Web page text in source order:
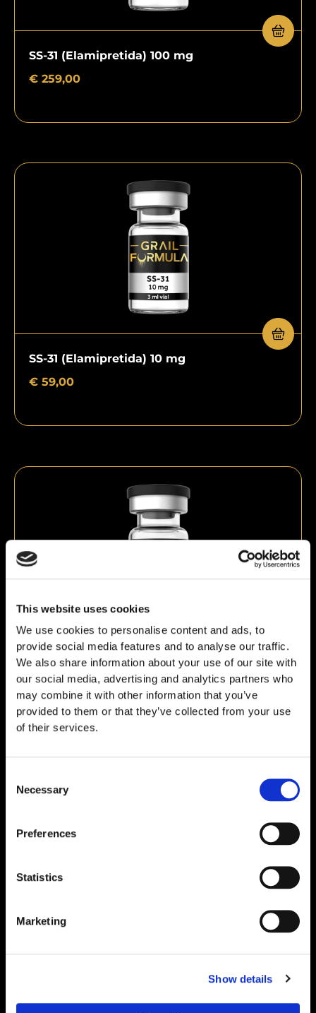
This website uses cookies
We use cookies to personalise content and ads, to
provide social media features and to analyse our traffic.
We also share information about your use of our site with
our social media, advertising and analytics partners who
may combine it with other information that you’ve
provided to them or that they’ve collected from your use
of their services.
Selection
Necessary
Preferences
Statistics
Marketing
Show details
SS-31 (Elamipretida) 100 mg
€ 259,00
SS-31 (Elamipretida) 10 mg
€ 59,00
SS-31 (Elamipretida) 30 mg
€119,00